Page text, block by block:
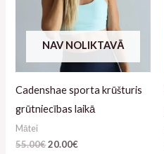
NAV NOLIKTAVĀ
Cadenshae sporta krūšturis
grūtniecības laikā
Mātei
55.00€20.00€